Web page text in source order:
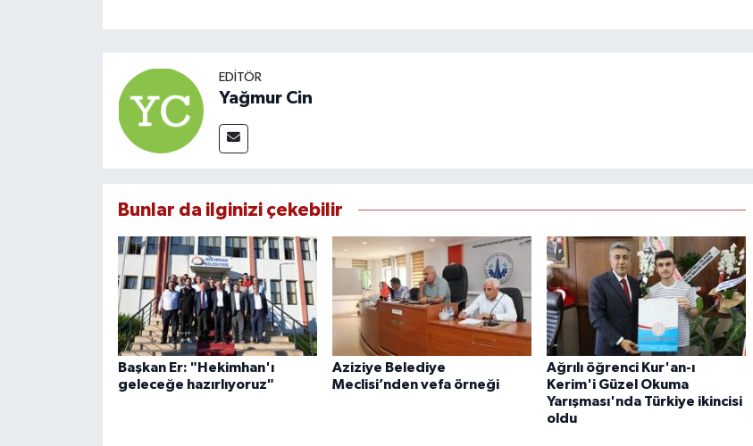
EDITÖR
Yağmur Cin
Bunlar da ilginizi çekebilir
Başkan Er: "Hekimhan'ı
geleceğe hazırlıyoruz"
Aziziye Belediye
Meclisi’nden vefa örneği
Ağrılı öğrenci Kur'an-ı
Kerim'i Güzel Okuma
Yarışması'nda Türkiye ikincisi
oldu